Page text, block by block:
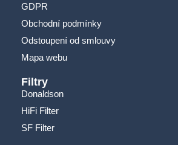
GDPR
Obchodní podmínky
Odstoupení od smlouvy
Mapa webu
Filtry
Donaldson
HiFi Filter
SF Filter